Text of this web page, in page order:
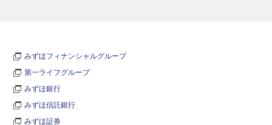
みずほフィナンシャルグループ
第一ライフグループ
みずほ銀行
みずほ信託銀行
みずほ証券